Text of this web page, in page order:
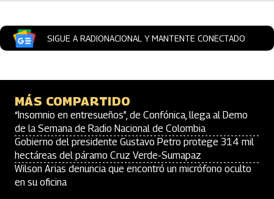
SIGUE A RADIONACIONAL Y MANTENTE CONECTADO
MÁS COMPARTIDO
“Insomnio en entresueños”, de Confónica, llega al Demo
de la Semana de Radio Nacional de Colombia
Gobierno del presidente Gustavo Petro protege 314 mil
hectáreas del páramo Cruz Verde-Sumapaz
Wilson Arias denuncia que encontró un micrófono oculto
en su oficina